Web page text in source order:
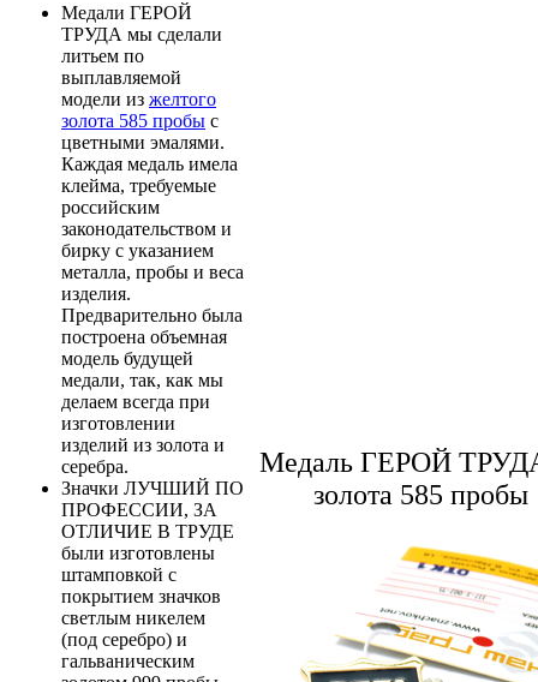
Медали ГЕРОЙ
ТРУДА мы сделали
литьем по
выплавляемой
модели из желтого
золота 585 пробы с
цветными эмалями.
Каждая медаль имела
клейма, требуемые
российским
законодательством и
бирку с указанием
металла, пробы и веса
изделия.
Предварительно была
построена объемная
модель будущей
медали, так, как мы
делаем всегда при
изготовлении
изделий из золота и
серебра.
Значки ЛУЧШИЙ ПО
ПРОФЕССИИ, ЗА
ОТЛИЧИЕ В ТРУДЕ
были изготовлены
штамповкой с
покрытием значков
светлым никелем
(под серебро) и
гальваническим
Медаль ГЕРОЙ
золота 585 пробы